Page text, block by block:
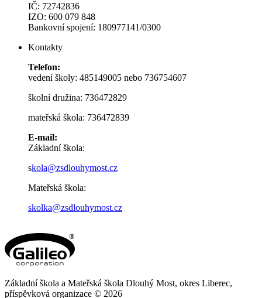
IČ: 72742836
IZO: 600 079 848
Bankovní spojení: 180977141/0300
Kontakty
Telefon:
vedení školy: 485149005 nebo 736754607
školní družina: 736472829
mateřská škola: 736472839
E-mail:
Základní škola:
skola@zsdlouhymost.cz
Mateřská škola:
skolka@zsdlouhymost.cz
Základní škola a Mateřská škola Dlouhý Most, okres Liberec,
příspěvková organizace © 2026